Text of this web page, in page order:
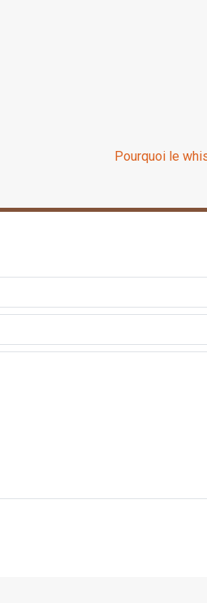
Pourquoi le